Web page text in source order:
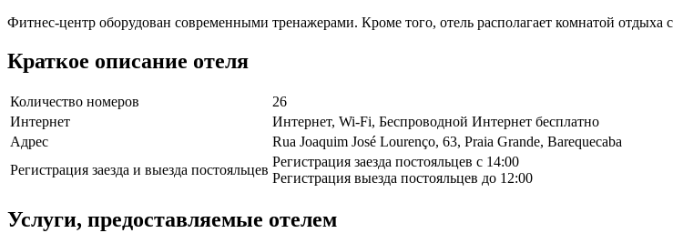
Фитнес-центр оборудован современными тренажерами. Кроме того, отель располагает комнатой отдыха
Краткое описание отеля
Количество номеров
26
Интернет
Интернет, Wi-Fi, Беспроводной Интернет бесплатно
Адрес
Rua Joaquim José Lourenço, 63, Praia Grande, Barequecaba
Регистрация заезда и выезда постояльцев
Регистрация заезда постояльцев с 14:00
Регистрация выезда постояльцев до 12:00
Услуги, предоставляемые отелем